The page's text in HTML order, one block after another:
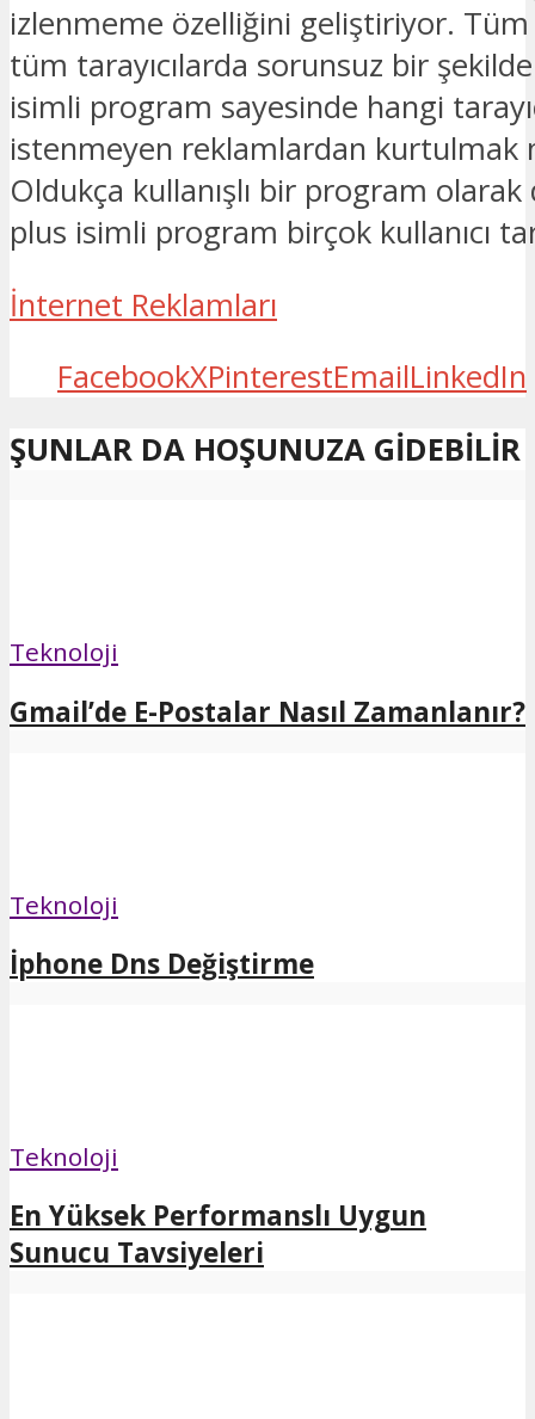
izlenmeme özelliğini geliştiriyor. Tüm
tüm tarayıcılarda sorunsuz bir
isimli program sayesinde hangi
istenmeyen reklamlardan kurtulmak
Oldukça kullanışlı bir program
plus isimli program birçok kullanıcı
İnternet Reklamları
FacebookXPinterestEmailLinkedIn
ŞUNLAR DA HOŞUNUZA GIDEBILIR
Teknoloji
Gmail’de E-Postalar Nasıl Zamanlanır?
Teknoloji
İphone Dns Değiştirme
Teknoloji
En Yüksek Performanslı Uygun
Sunucu Tavsiyeleri